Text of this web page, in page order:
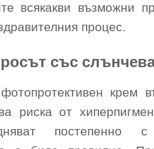
всякакви възможни
процес.
със
крем
риска от
постепенно